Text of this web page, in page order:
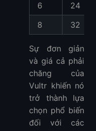
6
24
8
32
Sự đơn giản
và giá cả phải
chăng của
Vultr khiến nó
trở thành lựa
chọn phổ biến
đối với các